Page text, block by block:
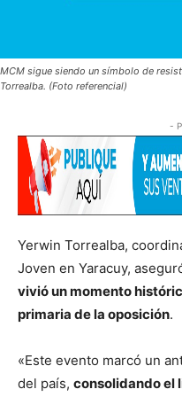
MCM sigue siendo un símbolo de
Torrealba. (Foto referencial)
-
Yerwin Torrealba,
Joven en Yaracuy,
vivió un momento
primaria de la oposición.
«Este evento marcó un
del país, consolidando el